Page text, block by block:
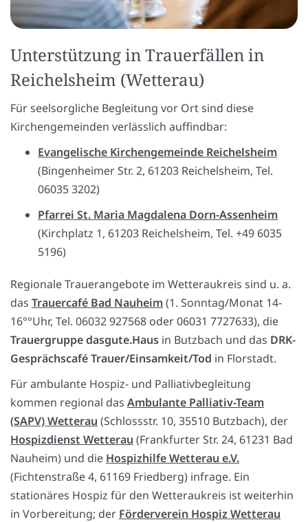
Unterstützung in Trauerfällen in
Reichelsheim (Wetterau)
Für seelsorgliche Begleitung vor Ort sind diese
Kirchengemeinden verlässlich auffindbar:
Evangelische Kirchengemeinde Reichelsheim
(Bingenheimer Str. 2, 61203 Reichelsheim, Tel.
06035 3202)
Pfarrei St. Maria Magdalena Dorn-Assenheim
(Kirchplatz 1, 61203 Reichelsheim, Tel. +49 6035
5196)
Regionale Trauerangebote im Wetteraukreis sind u. a.
das Trauercafé Bad Nauheim(1. Sonntag/Monat 14-
16°°Uhr, Tel. 06032 927568 oder 06031 7727633), die
Trauergruppe dasgute.Haus in Butzbach und das DRK-
Gesprächscafé Trauer/Einsamkeit/Tod in Florstadt.
Für ambulante Hospiz- und Palliativbegleitung
kommen regional das Ambulante Palliativ-Team
(SAPV) Wetterau (Schlossstr. 10, 35510 Butzbach), der
Hospizdienst Wetterau (Frankfurter Str. 24, 61231 Bad
Nauheim) und die Hospizhilfe Wetterau e.V.
(Fichtenstraße 4, 61169 Friedberg) infrage. Ein
stationäres Hospiz für den Wetteraukreis ist weiterhin
in Vorbereitung; der Förderverein Hospiz Wetterau